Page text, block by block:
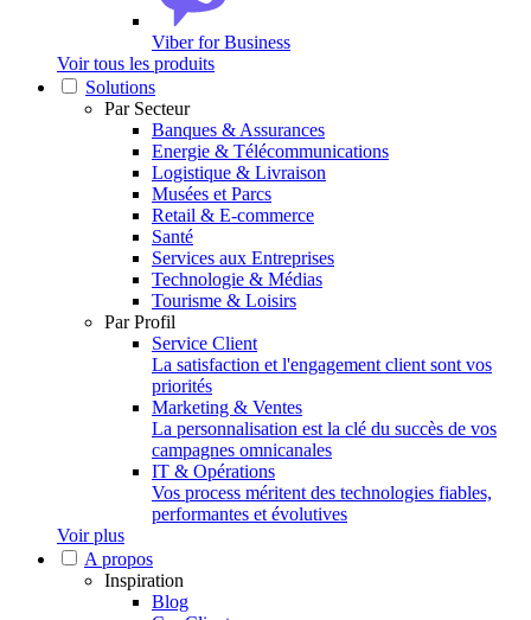
Viber for Business
Voir tous les produits
Solutions
Par Secteur
Banques & Assurances
Energie & Télécommunications
Logistique & Livraison
Musées et Parcs
Retail & E-commerce
Santé
Services aux Entreprises
Technologie & Médias
Tourisme & Loisirs
Par Profil
Service Client
La satisfaction et l'engagement client sont vos
priorités
Marketing & Ventes
La personnalisation est la clé du succès de vos
campagnes omnicanales
IT & Opérations
Vos process méritent des technologies fiables,
performantes et évolutives
Voir plus
A propos
Inspiration
Blog